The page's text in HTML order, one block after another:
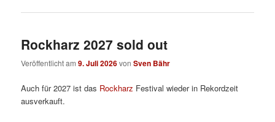
Rockharz 2027 sold out
Veröffentlicht am9. Juli 2026vonSven Bähr
Auch für 2027 ist das Rockharz Festival wieder in Rekordzeit
ausverkauft.